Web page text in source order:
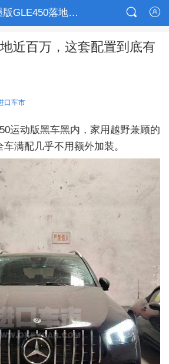
墨版GLE450落地近百万，这套配置到底有多全？ 

近百万，这套配置到底有
口车市
运动版黑车黑内，家用越野兼顾的
满配几乎不用额外加装。